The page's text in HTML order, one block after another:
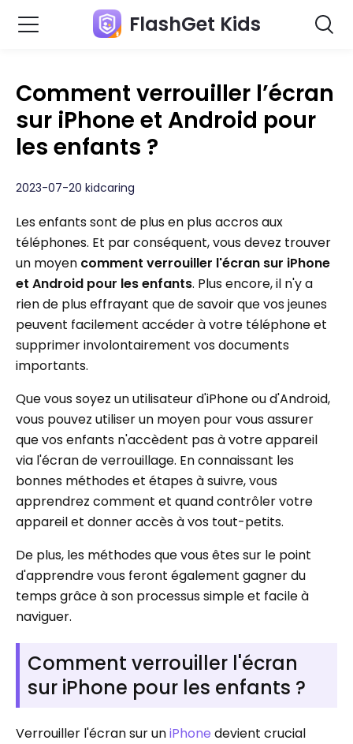
FlashGet Kids
Comment verrouiller l’écran
sur iPhone et Android pour
les enfants ?
2023-07-20 kidcaring
Les enfants sont de plus en plus accros aux
téléphones. Et par conséquent, vous devez trouver
un moyen comment verrouiller l'écran sur iPhone
et Android pour les enfants. Plus encore, il n'y a
rien de plus effrayant que de savoir que vos jeunes
peuvent facilement accéder à votre téléphone et
supprimer involontairement vos documents
importants.
Que vous soyez un utilisateur d'iPhone ou d'Android,
vous pouvez utiliser un moyen pour vous assurer
que vos enfants n'accèdent pas à votre appareil
via l'écran de verrouillage. En connaissant les
bonnes méthodes et étapes à suivre, vous
apprendrez comment et quand contrôler votre
appareil et donner accès à vos tout-petits.
De plus, les méthodes que vous êtes sur le point
d'apprendre vous feront également gagner du
temps grâce à son processus simple et facile à
naviguer.
Comment verrouiller l'écran
sur iPhone pour les enfants ?
Verrouiller l'écran sur uniPhone devient crucial